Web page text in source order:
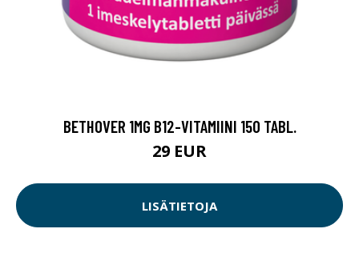
BETHOVER 1MG B12-VITAMIINI 150 TABL.
29 EUR
LISÄTIETOJA